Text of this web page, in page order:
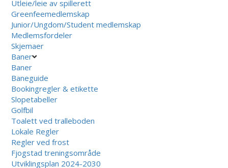
Utleie/leie av spillerett
Greenfeemedlemskap
Junior/Ungdom/Student medlemskap
Medlemsfordeler
Skjemaer
Baner
Baner
Baneguide
Bookingregler & etikette
Slopetabeller
Golfbil
Toalett ved tralleboden
Lokale Regler
Regler ved frost
Fjogstad treningsområde
Utviklingsplan 2024-2030